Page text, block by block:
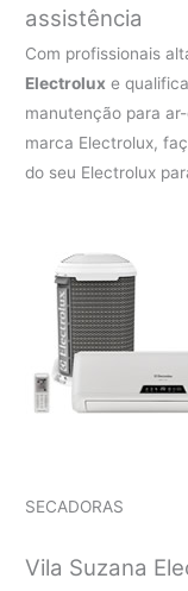
assistência
Com profissionais
Electrolux e
manutenção para
marca Electrolux,
do seu Electrolux
SECADORAS
Vila Suzana